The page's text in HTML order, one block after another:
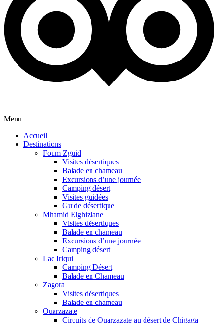
Menu
Accueil
Destinations
Foum Zguid
Visites désertiques
Balade en chameau
Excursions d’une journée
Camping désert
Visites guidées
Guide désertique
Mhamid Elghizlane
Visites désertiques
Balade en chameau
Excursions d’une journée
Camping désert
Lac Iriqui
Camping Désert
Balade en Chameau
Zagora
Visites désertiques
Balade en chameau
Ouarzazate
Circuits de Ouarzazate au désert de Chigaga